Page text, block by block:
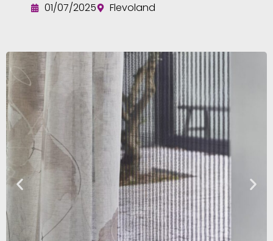
01/07/2025
Flevoland